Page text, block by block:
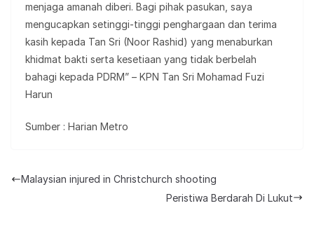
menjaga amanah diberi. Bagi pihak pasukan, saya
mengucapkan setinggi-tinggi penghargaan dan terima
kasih kepada Tan Sri (Noor Rashid) yang menaburkan
khidmat bakti serta kesetiaan yang tidak berbelah
bahagi kepada PDRM” – KPN Tan Sri Mohamad Fuzi
Harun
Sumber : Harian Metro
Malaysian injured in Christchurch shooting
Peristiwa Berdarah Di Lukut